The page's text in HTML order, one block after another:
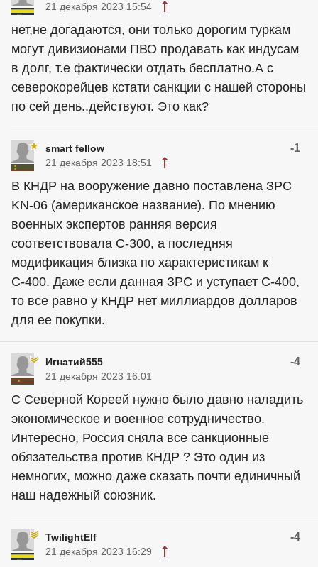
21 декабря 2023 15:54
нет,не догадаются, они только дорогим туркам
могут дивизионами ПВО продавать как индусам
в долг, т.е фактически отдать бесплатно.А с
северокорейцев кстати санкции с нашей стороны
по сей день..действуют. Это как?
smart fellow -1
21 декабря 2023 18:51
В КНДР на вооружение давно поставлена ЗРС
KN-06 (американское название). По мнению
военных экспертов ранняя версия
соответствовала С-300, а последняя
модификация близка по характеристикам к
С-400. Даже если данная ЗРС и уступает С-400,
то все равно у КНДР нет миллиардов долларов
для ее покупки.
Игнатий555 -4
21 декабря 2023 16:01
С Северной Кореей нужно было давно наладить
экономическое и военное сотрудничество.
Интересно, Россия сняла все санкционные
обязательства против КНДР ? Это один из
немногих, можно даже сказать почти единичный
наш надежный союзник.
TwilightElf -4
21 декабря 2023 16:29